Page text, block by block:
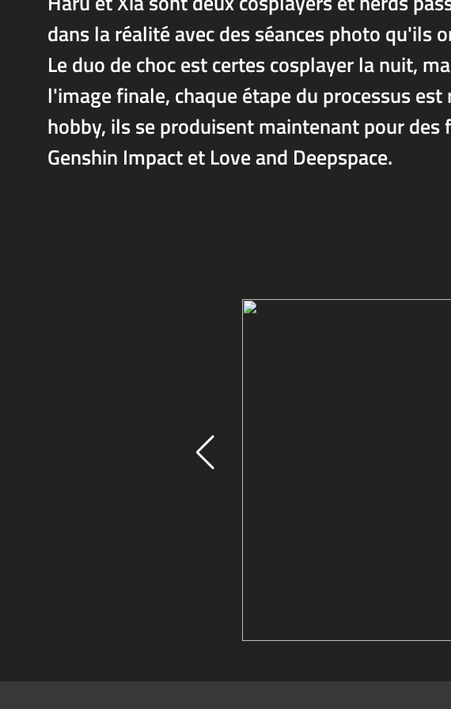
dans la réalité avec des séances photo qu'ils
Le duo de choc est certes cosplayer la nuit,
l'image finale, chaque étape du processus
hobby, ils se produisent maintenant pour des
Genshin Impact et Love and Deepspace.